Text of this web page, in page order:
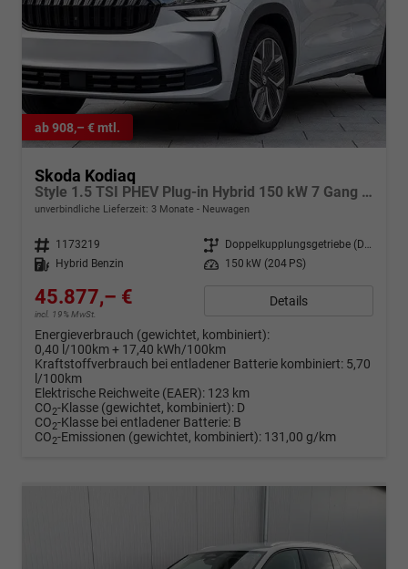
ab 908,– € mtl.
Skoda Kodiaq
Style 1.5 TSI PHEV Plug-in Hybrid 150 kW 7 Gang DSG, 4 Jahre Garantie, Alarmanlage, Navigationssystem, Metallfarbe, LED MATRIX, 19 Zoll Alufelgen, Easy Open
unverbindliche Lieferzeit: 3 Monate Neuwagen
Fahrzeugnr. 1173219 Getriebe
Doppelkupplungsgetriebe (DSG)
Kraftstoff
Hybrid Benzin Leistung 150 kW (204 PS)
45.877,– €
incl. 19% MwSt.
Details
Energieverbrauch (gewichtet, kombiniert):
0,40 l/100km + 17,40 kWh/100km
Kraftstoffverbrauch bei entladener Batterie kombiniert: 5,70
l/100km
Elektrische Reichweite (EAER): 123 km
CO2-Klasse (gewichtet, kombiniert): D
CO2-Klasse bei entladener Batterie: B
CO2-Emissionen (gewichtet, kombiniert): 131,00 g/km